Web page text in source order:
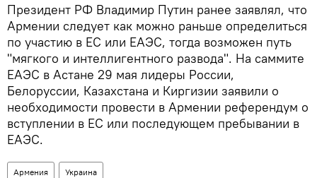
Президент РФ Владимир Путин ранее заявлял, что
Армении следует как можно раньше определиться
по участию в ЕС или ЕАЭС, тогда возможен путь
"мягкого и интеллигентного развода". На саммите
ЕАЭС в Астане 29 мая лидеры России,
Белоруссии, Казахстана и Киргизии заявили о
необходимости провести в Армении референдум о
вступлении в ЕС или последующем пребывании в
ЕАЭС.
Армения Украина